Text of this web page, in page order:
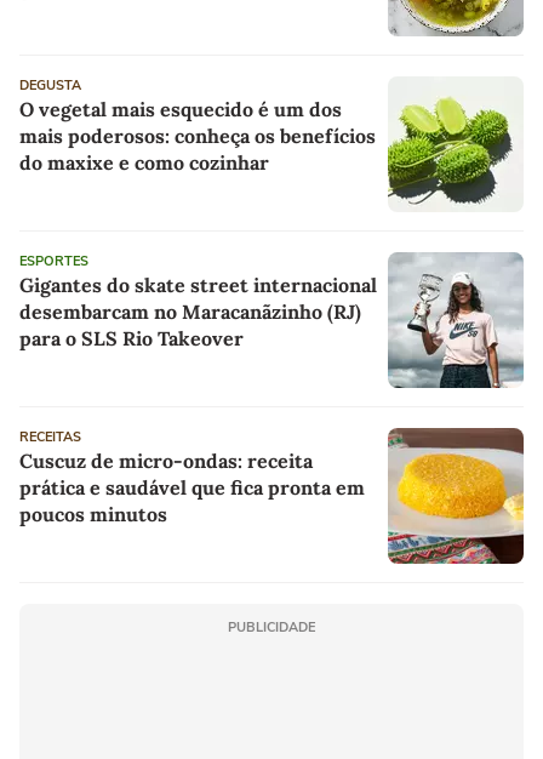
DEGUSTA
O vegetal mais esquecido é um dos
mais poderosos: conheça os benefícios
do maxixe e como cozinhar
ESPORTES
Gigantes do skate street internacional
desembarcam no Maracanãzinho (RJ)
para o SLS Rio Takeover
RECEITAS
Cuscuz de micro-ondas: receita
prática e saudável que fica pronta em
poucos minutos
PUBLICIDADE